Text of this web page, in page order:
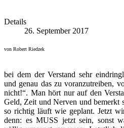
Details
26. September 2017
von Robert Riedzek
bei dem der Verstand sehr
und genau das zu voranzutreiben,
nicht!“. Man hört nur auf den
Geld, Zeit und Nerven und bemerkt
so richtig läuft wie geplant. Jetzt
denn: es MUSS jetzt sein, sonst